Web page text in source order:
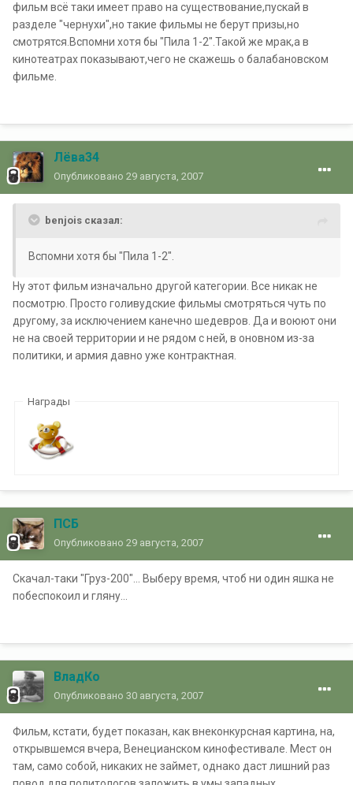
фильм всё таки имеет право на существование,пускай в
разделе "чернухи",но такие фильмы не берут призы,но
смотрятся.Вспомни хотя бы "Пила 1-2".Такой же мрак,а в
кинотеатрах показывают,чего не скажешь о балабановском
фильме.
Лёва34
Опубликовано 29 августа, 2007
benjois сказал:
Вспомни хотя бы "Пила 1-2".
Ну этот фильм изначально другой категории. Все никак не
посмотрю. Просто голивудские фильмы смотряться чуть по
другому, за исключением канечно шедевров. Да и воюют они
не на своей территории и не рядом с ней, в оновном из-за
политики, и армия давно уже контрактная.
Награды
ПСБ
Опубликовано 29 августа, 2007
Скачал-таки "Груз-200"... Выберу время, чтоб ни один яшка не
побеспокоил и гляну...
ВладКо
Опубликовано 30 августа, 2007
Фильм, кстати, будет показан, как внеконкурсная картина, на,
открывшемся вчера, Венецианском кинофестивале. Мест он
там, само собой, никаких не займет, однако даст лишний раз